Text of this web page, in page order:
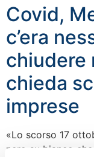
Covid,
c’era
chiudere
chieda
imprese
«Lo scorso 17
nero su bianco